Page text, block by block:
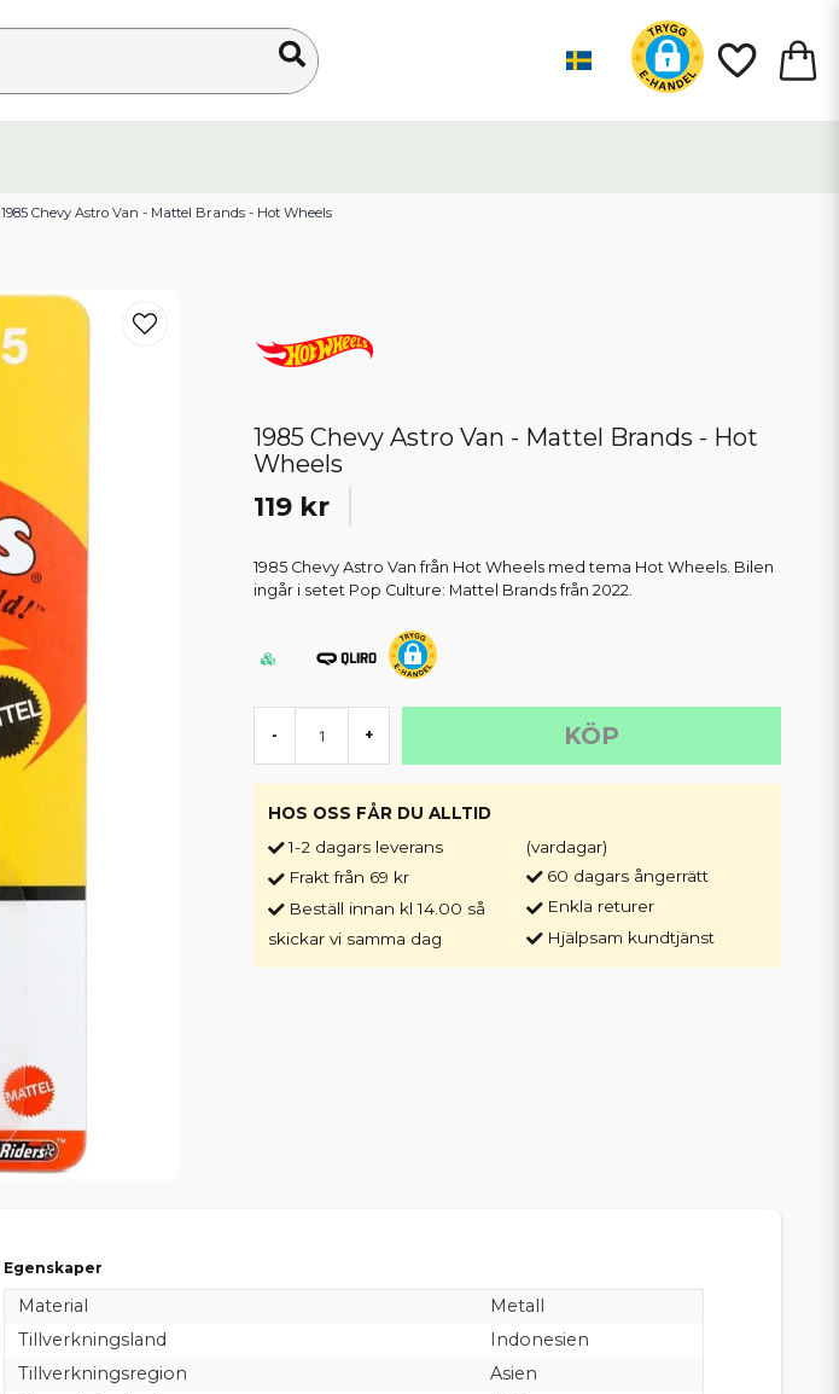
1985 Chevy Astro Van - Mattel Brands - Hot Wheels
1985 Chevy Astro Van - Mattel Brands - Hot
Wheels
119 kr
1985 Chevy Astro Van från Hot Wheels med tema Hot Wheels. Bilen
ingår i setet Pop Culture: Mattel Brands från 2022.
- + KÖP
HOS OSS FÅR DU ALLTID
1-2 dagars leverans
Frakt från 69 kr
Beställ innan kl 14.00 så
skickar vi samma dag
(vardagar)
60 dagars ångerrätt
Enkla returer
Hjälpsam kundtjänst
Egenskaper
Material
Metall
Tillverkningsland
Indonesien
Tillverkningsregion
Asien